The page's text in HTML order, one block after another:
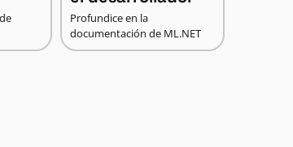
Profundice en la
documentación de ML.NET